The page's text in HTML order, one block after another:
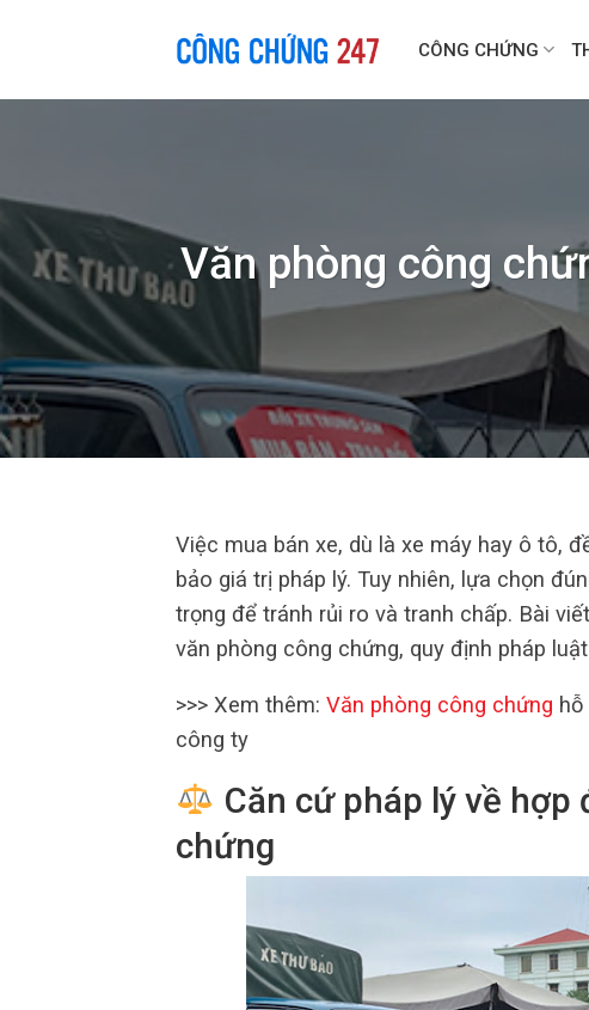
CÔNG CHỨNG
Văn phòng công
Việc mua bán xe, dù là xe máy hay ô tô,
bảo giá trị pháp lý. Tuy nhiên, lựa chọn
trọng để tránh rủi ro và tranh chấp. Bài
văn phòng công chứng, quy định pháp
>>> Xem thêm: Văn phòng công chứng
công ty
Căn cứ pháp lý về hợp
chứng